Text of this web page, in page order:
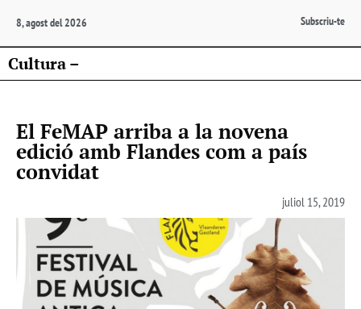
8, agost del 2026 Subscriu-te
Cultura –
El FeMAP arriba a la novena
edició amb Flandes com a país
convidat
juliol 15, 2019